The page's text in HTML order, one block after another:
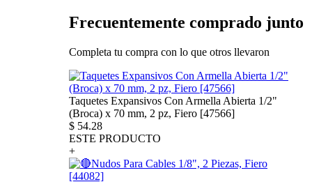
Frecuentemente comprado junto
Completa tu compra con lo que otros llevaron
Taquetes Expansivos Con Armella Abierta 1/2"
(Broca) x 70 mm, 2 pz, Fiero [47566]
$ 54.28
ESTE PRODUCTO
+